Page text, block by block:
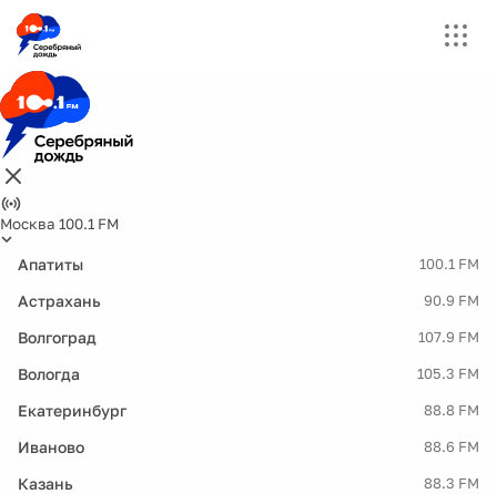
Москва 100.1 FM
Апатиты 100.1 FM
Астрахань 90.9 FM
Волгоград 107.9 FM
Вологда 105.3 FM
Екатеринбург 88.8 FM
Иваново 88.6 FM
Казань 88.3 FM